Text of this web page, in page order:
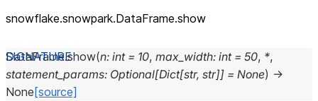
snowflake.snowpark.DataFrame.show
DataFrame.show(n: int = 10, max_width: int = 50, *,
statement_params: Optional[Dict[str, str]] = None) →
None [source]